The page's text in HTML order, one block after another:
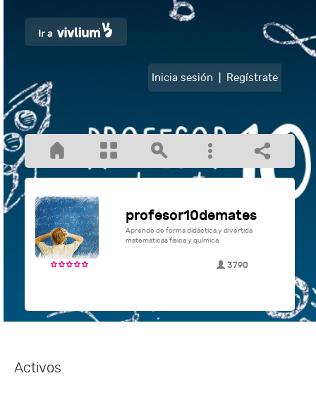
Inicia sesión Regístrate
profesor10demates
Aprende de forma didáctica y divertida
matemáticas física y química
3790
Activos